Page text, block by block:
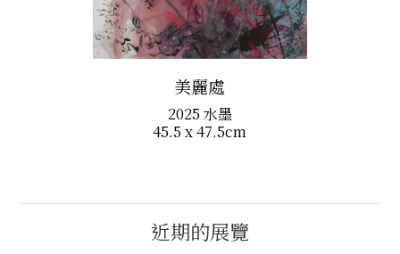
美麗處
2025 水墨
45.5 x 47.5cm
近期的展覽